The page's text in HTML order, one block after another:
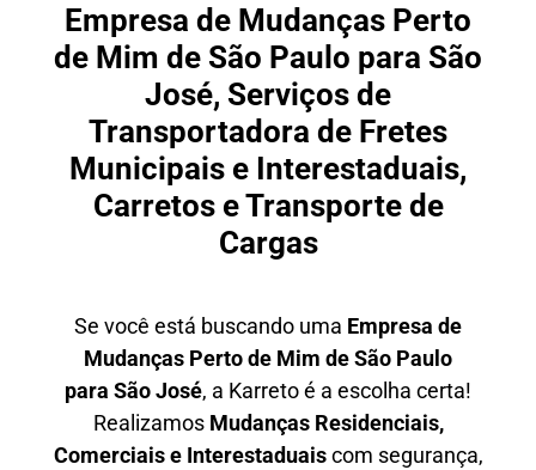
Empresa de Mudanças Perto
de Mim de São Paulo para São
José, Serviços de
Transportadora de Fretes
Municipais e Interestaduais,
Carretos e Transporte de
Cargas
Se você está buscando uma Empresa de
Mudanças Perto de Mim de São Paulo
para São José, a Karreto é a escolha certa!
Realizamos Mudanças Residenciais,
Comerciais e Interestaduaiscom segurança,